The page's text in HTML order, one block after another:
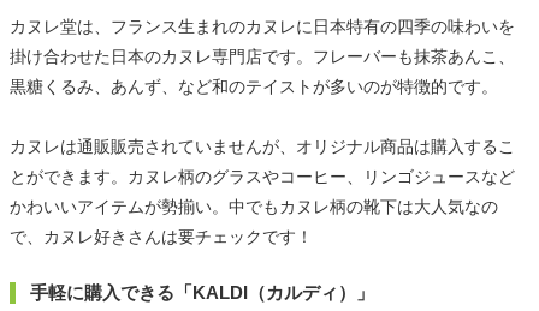
カヌレ堂は、フランス生まれのカヌレに日本特有の四季の味わいを
掛け合わせた日本のカヌレ専門店です。フレーバーも抹茶あんこ、
黒糖くるみ、あんず、など和のテイストが多いのが特徴的です。
カヌレは通販販売されていませんが、オリジナル商品は購入するこ
とができます。カヌレ柄のグラスやコーヒー、リンゴジュースなど
かわいいアイテムが勢揃い。中でもカヌレ柄の靴下は大人気なの
で、カヌレ好きさんは要チェックです！
手軽に購入できる「KALDI（カルディ）」